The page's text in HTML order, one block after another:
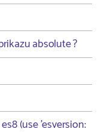
absolute ?
(use 'esversion: